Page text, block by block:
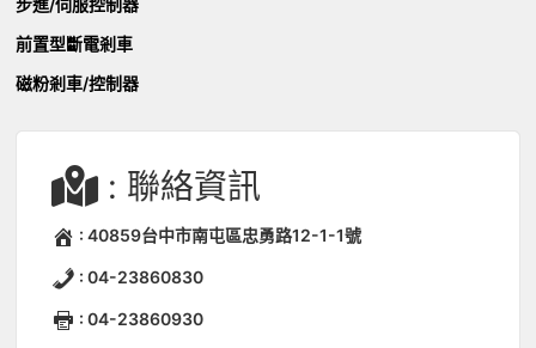
步進/伺服控制器
前置型斷電剎車
磁粉剎車/控制器
: 聯絡資訊
: 40859台中市南屯區忠勇路12-1-1號
: 04-23860830
: 04-23860930